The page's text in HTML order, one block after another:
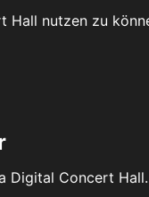
Hall nutzen zu
Digital Concert Hall.